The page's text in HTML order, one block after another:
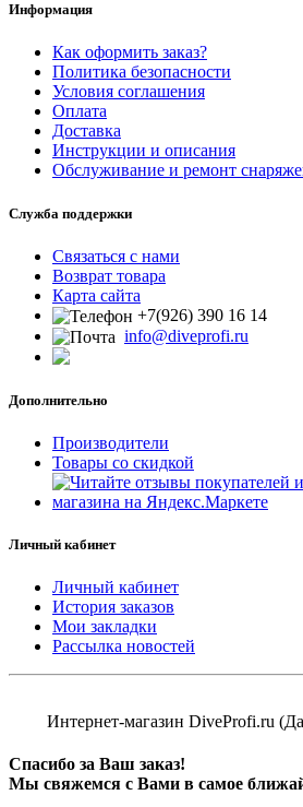
Информация
Как оформить заказ?
Политика безопасности
Условия соглашения
Оплата
Доставка
Инструкции и описания
Обслуживание и ремонт
Служба поддержки
Связаться с нами
Возврат товара
Карта сайта
+7(926) 390 16 14
info@diveprofi.ru
Дополнительно
Производители
Товары со скидкой
Личный кабинет
Личный кабинет
История заказов
Мои закладки
Рассылка новостей
Интернет-магазин DiveProfi.ru
Спасибо за Ваш заказ!
Мы свяжемся с Вами в самое